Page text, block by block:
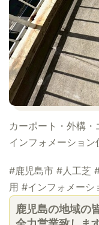
カーポート・外構
インフォメーション
#鹿児島市 #人工芝
用 #インフォメーシ
鹿児島の地域の